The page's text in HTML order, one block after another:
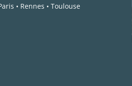
• Rennes •Toulouse